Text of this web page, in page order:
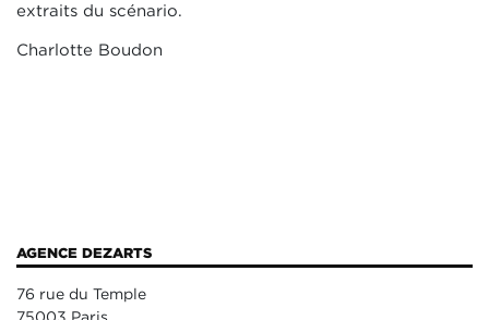
extraits du scénario.
Charlotte Boudon
AGENCE DEZARTS
76 rue du Temple